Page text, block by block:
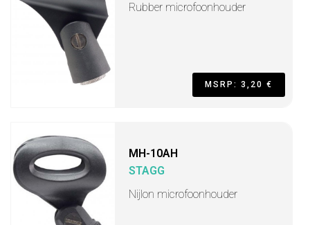
Rubber microfoonhouder
MSRP: 3,20 €
MH-10AH
STAGG
Nijlon microfoonhouder